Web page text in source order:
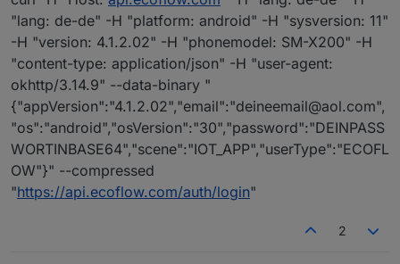
"lang: de-de" -H "platform: android" -H "sysversion: 11"
-H "version: 4.1.2.02" -H "phonemodel: SM-X200" -H
"content-type: application/json" -H "user-agent:
okhttp/3.14.9" --data-binary "
{"appVersion":"4.1.2.02","email":"deineemail@aol.com",
"os":"android","osVersion":"30","password":"DEINPASS
WORTINBASE64","scene":"IOT_APP","userType":"ECOFL
OW"}" --compressed
"https://api.ecoflow.com/auth/login"
2